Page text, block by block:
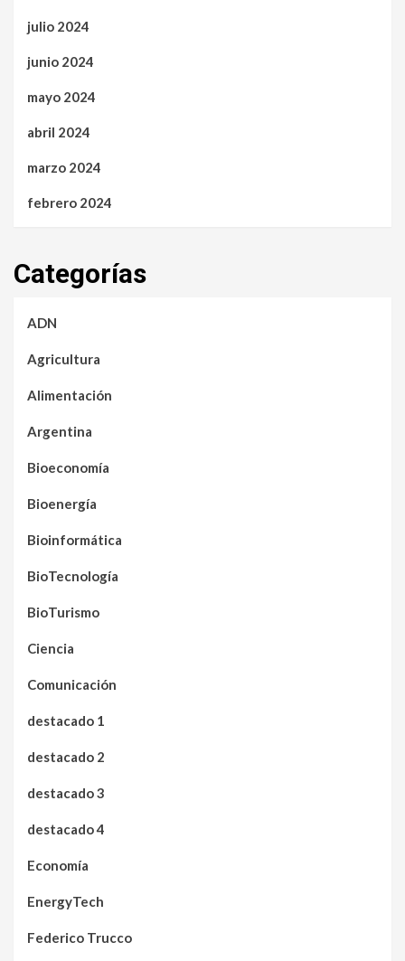
julio 2024
junio 2024
mayo 2024
abril 2024
marzo 2024
febrero 2024
Categorías
ADN
Agricultura
Alimentación
Argentina
Bioeconomía
Bioenergía
Bioinformática
BioTecnología
BioTurismo
Ciencia
Comunicación
destacado 1
destacado 2
destacado 3
destacado 4
Economía
EnergyTech
Federico Trucco